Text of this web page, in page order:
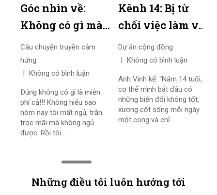
Góc nhìn về:
Không có gì mà
miễn phí
Câu chuyện truyền cảm
hứng
Không có bình luận
Đúng không có gì là miễn
phí cả!!! Không hiểu sao
hôm nay tôi mất ngủ, trằn
trọc mãi mà không ngủ
được. Rồi tôi...
Kênh 14: Bị từ
chối việc làm vì
khuyết tật,
người đàn ông
này mở hẳn
công ty riêng
Dự án cộng đồng
Không có bình luận
Anh Vinh kể: “Năm 14 tuổi,
cơ thể mình bắt đầu có
những biến đổi không tốt,
xương cột sống mỗi ngày
một cong và chỉ...
Những điều tôi luôn hướng tới